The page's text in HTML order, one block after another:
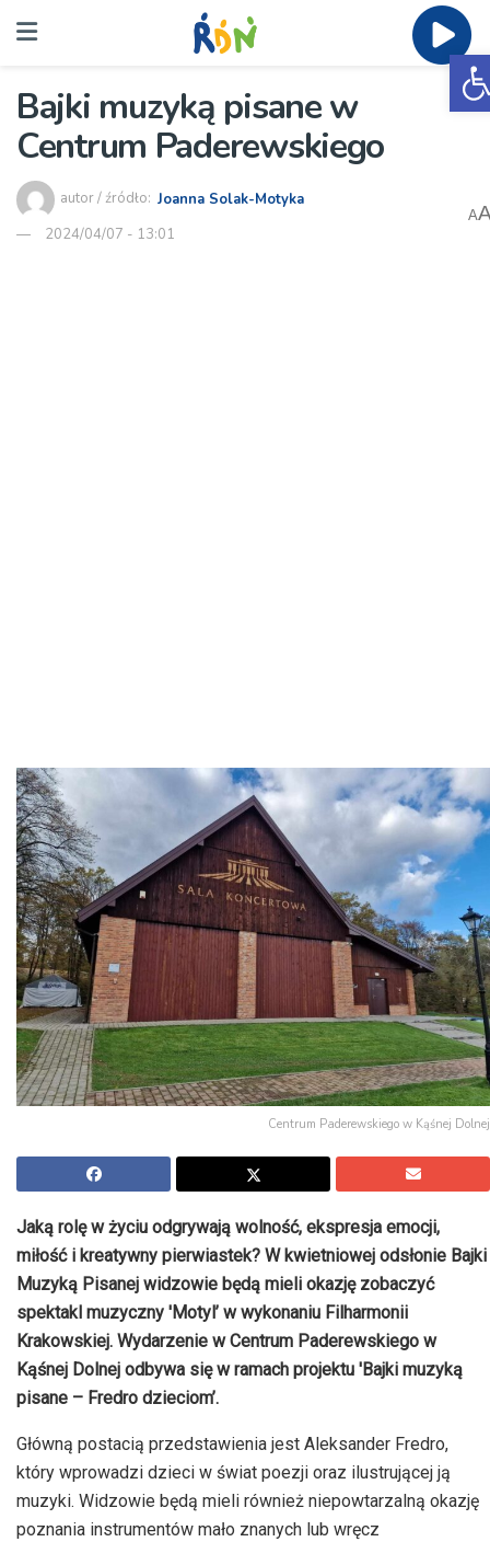
Bajki muzyką pisane w
Centrum Paderewskiego
autor / źródło: Joanna Solak-Motyka
2024/04/07 - 13:01
A
Centrum Paderewskiego w Kąśnej Dolnej
Jaką rolę w życiu odgrywają wolność, ekspresja emocji,
miłość i kreatywny pierwiastek? W kwietniowej odsłonie Bajki
Muzyką Pisanej widzowie będą mieli okazję zobaczyć
spektakl muzyczny 'Motyl’ w wykonaniu Filharmonii
Krakowskiej. Wydarzenie w Centrum Paderewskiego w
Kąśnej Dolnej odbywa się w ramach projektu 'Bajki muzyką
pisane – Fredro dzieciom’.
Główną postacią przedstawienia jest Aleksander Fredro,
który wprowadzi dzieci w świat poezji oraz ilustrującej ją
muzyki. Widzowie będą mieli również niepowtarzalną okazję
poznania instrumentów mało znanych lub wręcz